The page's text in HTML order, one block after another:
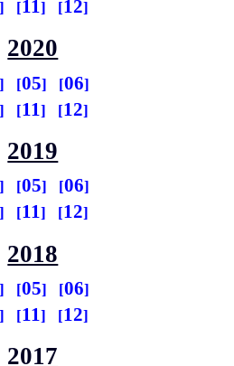
11 12
2020
05
06
11 12
2019
05
06
11 12
2018
05
06
11 12
2017